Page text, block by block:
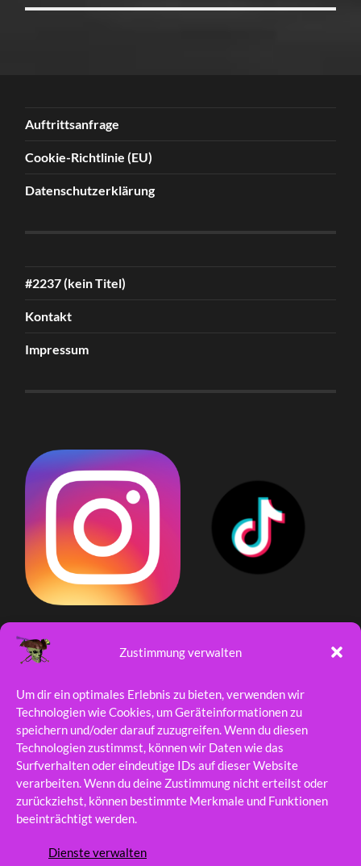
Zustimmung verwalten
Um dir ein optimales Erlebnis zu bieten, verwenden wir
Technologien wie Cookies, um Geräteinformationen zu
speichern und/oder darauf zuzugreifen. Wenn du diesen
Technologien zustimmst, können wir Daten wie das
Surfverhalten oder eindeutige IDs auf dieser Website
verarbeiten. Wenn du deine Zustimmung nicht erteilst oder
zurückziehst, können bestimmte Merkmale und Funktionen
beeinträchtigt werden.
Dienste verwalten
Auftrittsanfrage
Cookie-Richtlinie (EU)
Datenschutzerklärung
#2237 (kein Titel)
Kontakt
Impressum